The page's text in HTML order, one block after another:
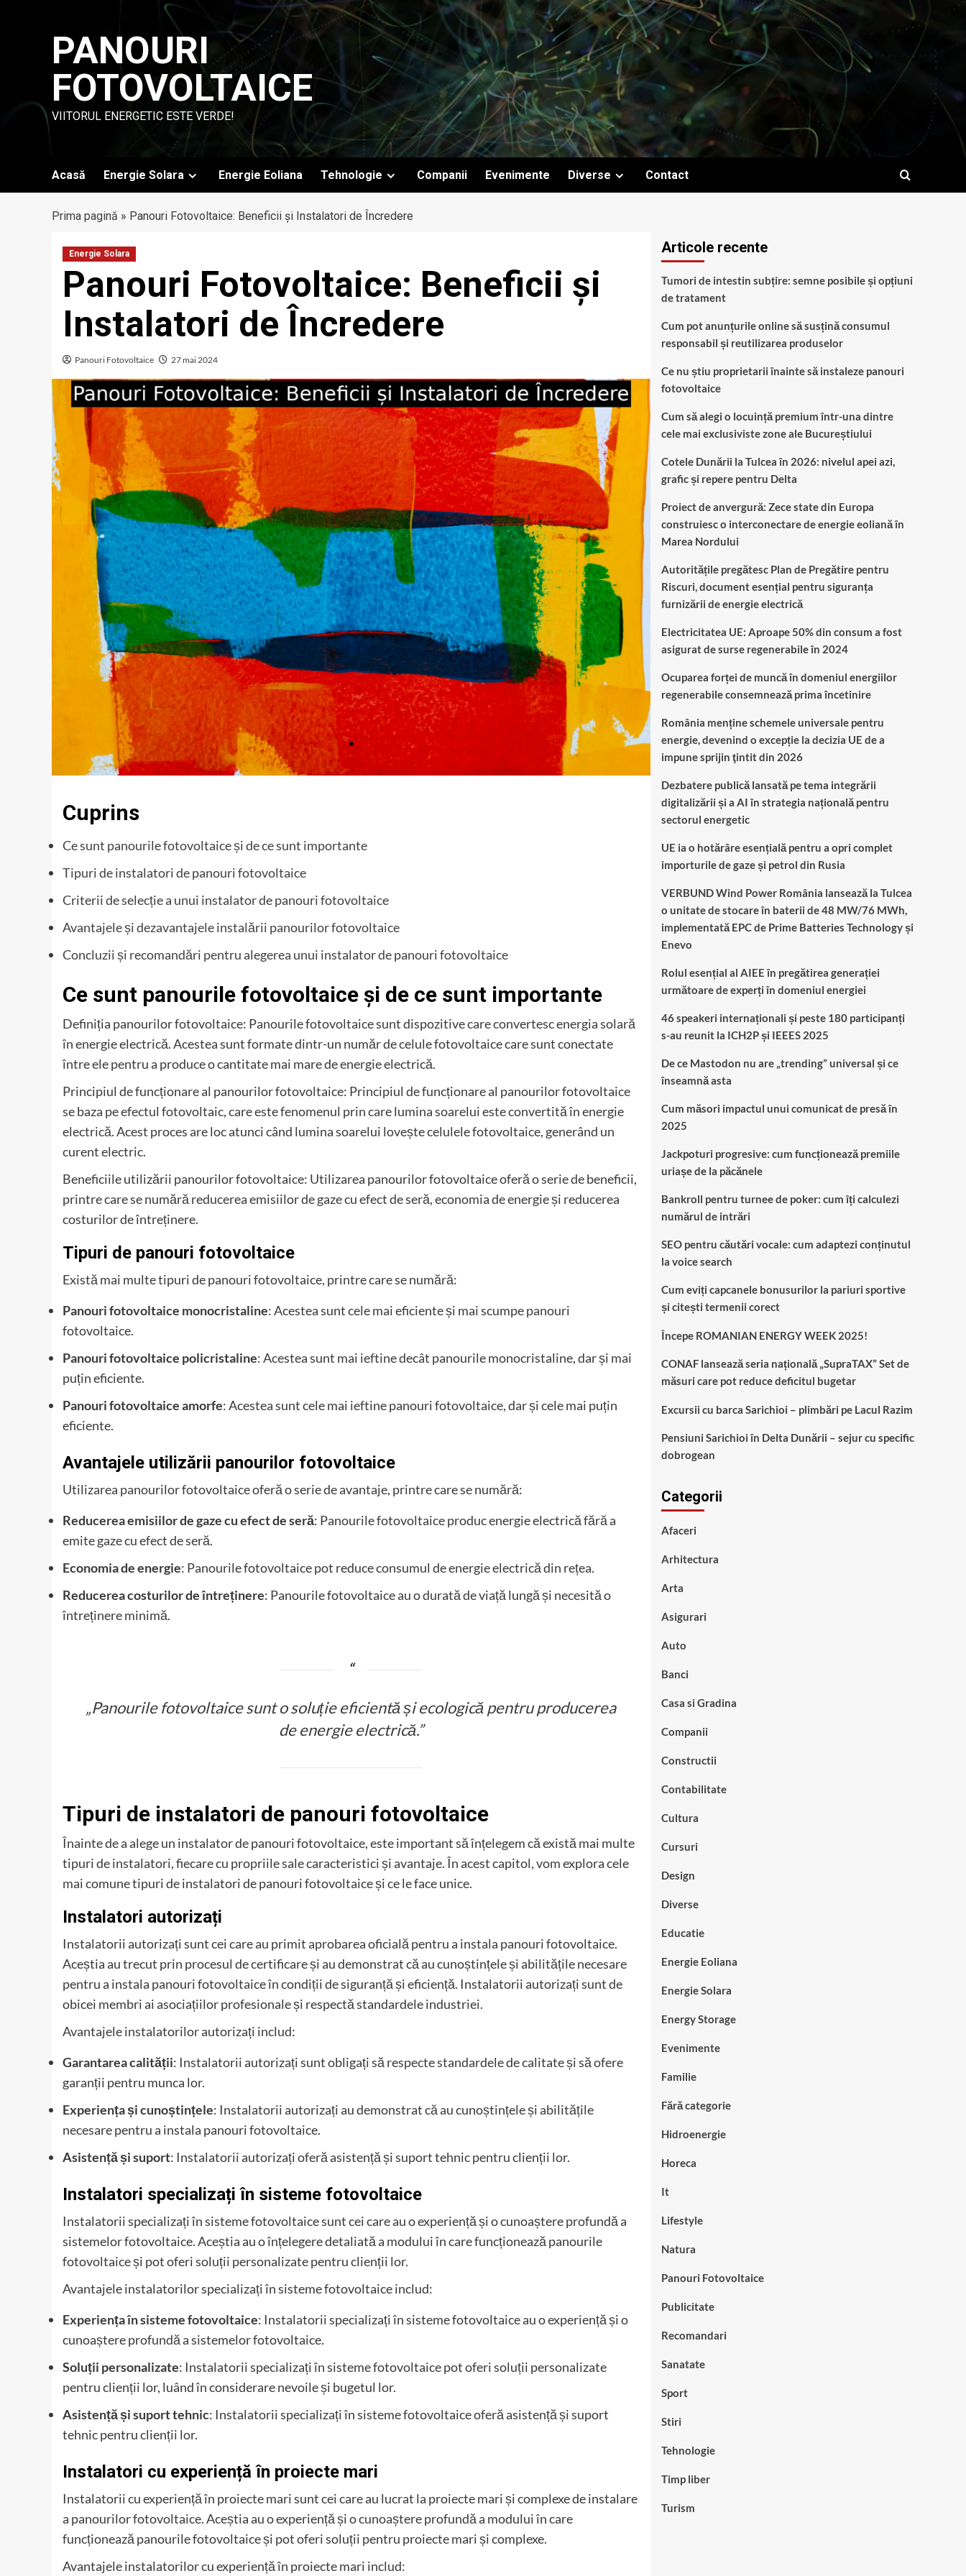
PANOURI
FOTOVOLTAICE
VIITORUL ENERGETIC ESTE VERDE!
Acasă Energie Solara Energie Eoliana Tehnologie Companii Evenimente Diverse Contact
Prima pagină » Panouri Fotovoltaice: Beneficii și Instalatori de Încredere
Energie Solara
Panouri Fotovoltaice: Beneficii și
Instalatori de Încredere
Panouri Fotovoltaice 27 mai 2024
Cuprins
Ce sunt panourile fotovoltaice și de ce sunt importante
Tipuri de instalatori de panouri fotovoltaice
Criterii de selecție a unui instalator de panouri fotovoltaice
Avantajele și dezavantajele instalării panourilor fotovoltaice
Concluzii și recomandări pentru alegerea unui instalator de panouri fotovoltaice
Ce sunt panourile fotovoltaice și de ce sunt importante
Definiția panourilor fotovoltaice: Panourile fotovoltaice sunt dispozitive care convertesc energia solară
în energie electrică. Acestea sunt formate dintr-un număr de celule fotovoltaice care sunt conectate
între ele pentru a produce o cantitate mai mare de energie electrică.
Principiul de funcționare al panourilor fotovoltaice: Principiul de funcționare al panourilor fotovoltaice
se baza pe efectul fotovoltaic, care este fenomenul prin care lumina soarelui este convertită în energie
electrică. Acest proces are loc atunci când lumina soarelui lovește celulele fotovoltaice, generând un
curent electric.
Beneficiile utilizării panourilor fotovoltaice: Utilizarea panourilor fotovoltaice oferă o serie de beneficii,
printre care se numără reducerea emisiilor de gaze cu efect de seră, economia de energie și reducerea
costurilor de întreținere.
Tipuri de panouri fotovoltaice
Există mai multe tipuri de panouri fotovoltaice, printre care se numără:
Panouri fotovoltaice monocristaline: Acestea sunt cele mai eficiente și mai scumpe panouri
fotovoltaice.
Panouri fotovoltaice policristaline: Acestea sunt mai ieftine decât panourile monocristaline, dar și mai
puțin eficiente.
Panouri fotovoltaice amorfe: Acestea sunt cele mai ieftine panouri fotovoltaice, dar și cele mai puțin
eficiente.
Avantajele utilizării panourilor fotovoltaice
Utilizarea panourilor fotovoltaice oferă o serie de avantaje, printre care se numără:
Reducerea emisiilor de gaze cu efect de seră: Panourile fotovoltaice produc energie electrică fără a
emite gaze cu efect de seră.
Economia de energie: Panourile fotovoltaice pot reduce consumul de energie electrică din rețea.
Reducerea costurilor de întreținere: Panourile fotovoltaice au o durată de viață lungă și necesită o
întreținere minimă.
„Panourile fotovoltaice sunt o soluție eficientă și ecologică pentru producerea
de energie electrică.”
Tipuri de instalatori de panouri fotovoltaice
Înainte de a alege un instalator de panouri fotovoltaice, este important să înțelegem că există mai multe
tipuri de instalatori, fiecare cu propriile sale caracteristici și avantaje. În acest capitol, vom explora cele
mai comune tipuri de instalatori de panouri fotovoltaice și ce le face unice.
Instalatori autorizați
Instalatorii autorizați sunt cei care au primit aprobarea oficială pentru a instala panouri fotovoltaice.
Aceștia au trecut prin procesul de certificare și au demonstrat că au cunoștințele și abilitățile necesare
pentru a instala panouri fotovoltaice în condiții de siguranță și eficiență. Instalatorii autorizați sunt de
obicei membri ai asociațiilor profesionale și respectă standardele industriei.
Avantajele instalatorilor autorizați includ:
Garantarea calității: Instalatorii autorizați sunt obligați să respecte standardele de calitate și să ofere
garanții pentru munca lor.
Experiența și cunoștințele: Instalatorii autorizați au demonstrat că au cunoștințele și abilitățile
necesare pentru a instala panouri fotovoltaice.
Asistență și suport: Instalatorii autorizați oferă asistență și suport tehnic pentru clienții lor.
Instalatori specializați în sisteme fotovoltaice
Instalatorii specializați în sisteme fotovoltaice sunt cei care au o experiență și o cunoaștere profundă a
sistemelor fotovoltaice. Aceștia au o înțelegere detaliată a modului în care funcționează panourile
fotovoltaice și pot oferi soluții personalizate pentru clienții lor.
Avantajele instalatorilor specializați în sisteme fotovoltaice includ:
Experiența în sisteme fotovoltaice: Instalatorii specializați în sisteme fotovoltaice au o experiență și o
cunoaștere profundă a sistemelor fotovoltaice.
Soluții personalizate: Instalatorii specializați în sisteme fotovoltaice pot oferi soluții personalizate
pentru clienții lor, luând în considerare nevoile și bugetul lor.
Asistență și suport tehnic: Instalatorii specializați în sisteme fotovoltaice oferă asistență și suport
tehnic pentru clienții lor.
Instalatori cu experiență în proiecte mari
Instalatorii cu experiență în proiecte mari sunt cei care au lucrat la proiecte mari și complexe de instalare
a panourilor fotovoltaice. Aceștia au o experiență și o cunoaștere profundă a modului în care
funcționează panourile fotovoltaice și pot oferi soluții pentru proiecte mari și complexe.
Avantajele instalatorilor cu experiență în proiecte mari includ:
Articole recente
Tumori de intestin subțire: semne posibile și opțiuni
de tratament
Cum pot anunțurile online să susțină consumul
responsabil și reutilizarea produselor
Ce nu știu proprietarii înainte să instaleze panouri
fotovoltaice
Cum să alegi o locuință premium într-una dintre
cele mai exclusiviste zone ale Bucureștiului
Cotele Dunării la Tulcea în 2026: nivelul apei azi,
grafic și repere pentru Delta
Proiect de anvergură: Zece state din Europa
construiesc o interconectare de energie eoliană în
Marea Nordului
Autoritățile pregătesc Plan de Pregătire pentru
Riscuri, document esențial pentru siguranța
furnizării de energie electrică
Electricitatea UE: Aproape 50% din consum a fost
asigurat de surse regenerabile în 2024
Ocuparea forței de muncă în domeniul energiilor
regenerabile consemnează prima încetinire
România menține schemele universale pentru
energie, devenind o excepție la decizia UE de a
impune sprijin ţintit din 2026
Dezbatere publică lansată pe tema integrării
digitalizării și a AI în strategia națională pentru
sectorul energetic
UE ia o hotărâre esențială pentru a opri complet
importurile de gaze și petrol din Rusia
VERBUND Wind Power România lansează la Tulcea
o unitate de stocare în baterii de 48 MW/76 MWh,
implementată EPC de Prime Batteries Technology și
Enevo
Rolul esențial al AIEE în pregătirea generației
următoare de experți în domeniul energiei
46 speakeri internaționali și peste 180 participanți
s-au reunit la ICH2P și IEEES 2025
De ce Mastodon nu are „trending” universal și ce
înseamnă asta
Cum măsori impactul unui comunicat de presă în
2025
Jackpoturi progresive: cum funcționează premiile
uriașe de la păcănele
Bankroll pentru turnee de poker: cum îți calculezi
numărul de intrări
SEO pentru căutări vocale: cum adaptezi conținutul
la voice search
Cum eviți capcanele bonusurilor la pariuri sportive
și citești termenii corect
Începe ROMANIAN ENERGY WEEK 2025!
CONAF lansează seria națională „SupraTAX” Set de
măsuri care pot reduce deficitul bugetar
Excursii cu barca Sarichioi – plimbări pe Lacul Razim
Pensiuni Sarichioi în Delta Dunării – sejur cu specific
dobrogean
Categorii
Afaceri
Arhitectura
Arta
Asigurari
Auto
Banci
Casa si Gradina
Companii
Constructii
Contabilitate
Cultura
Cursuri
Design
Diverse
Educatie
Energie Eoliana
Energie Solara
Energy Storage
Evenimente
Familie
Fără categorie
Hidroenergie
Horeca
It
Lifestyle
Natura
Panouri Fotovoltaice
Publicitate
Recomandari
Sanatate
Sport
Stiri
Tehnologie
Timp liber
Turism